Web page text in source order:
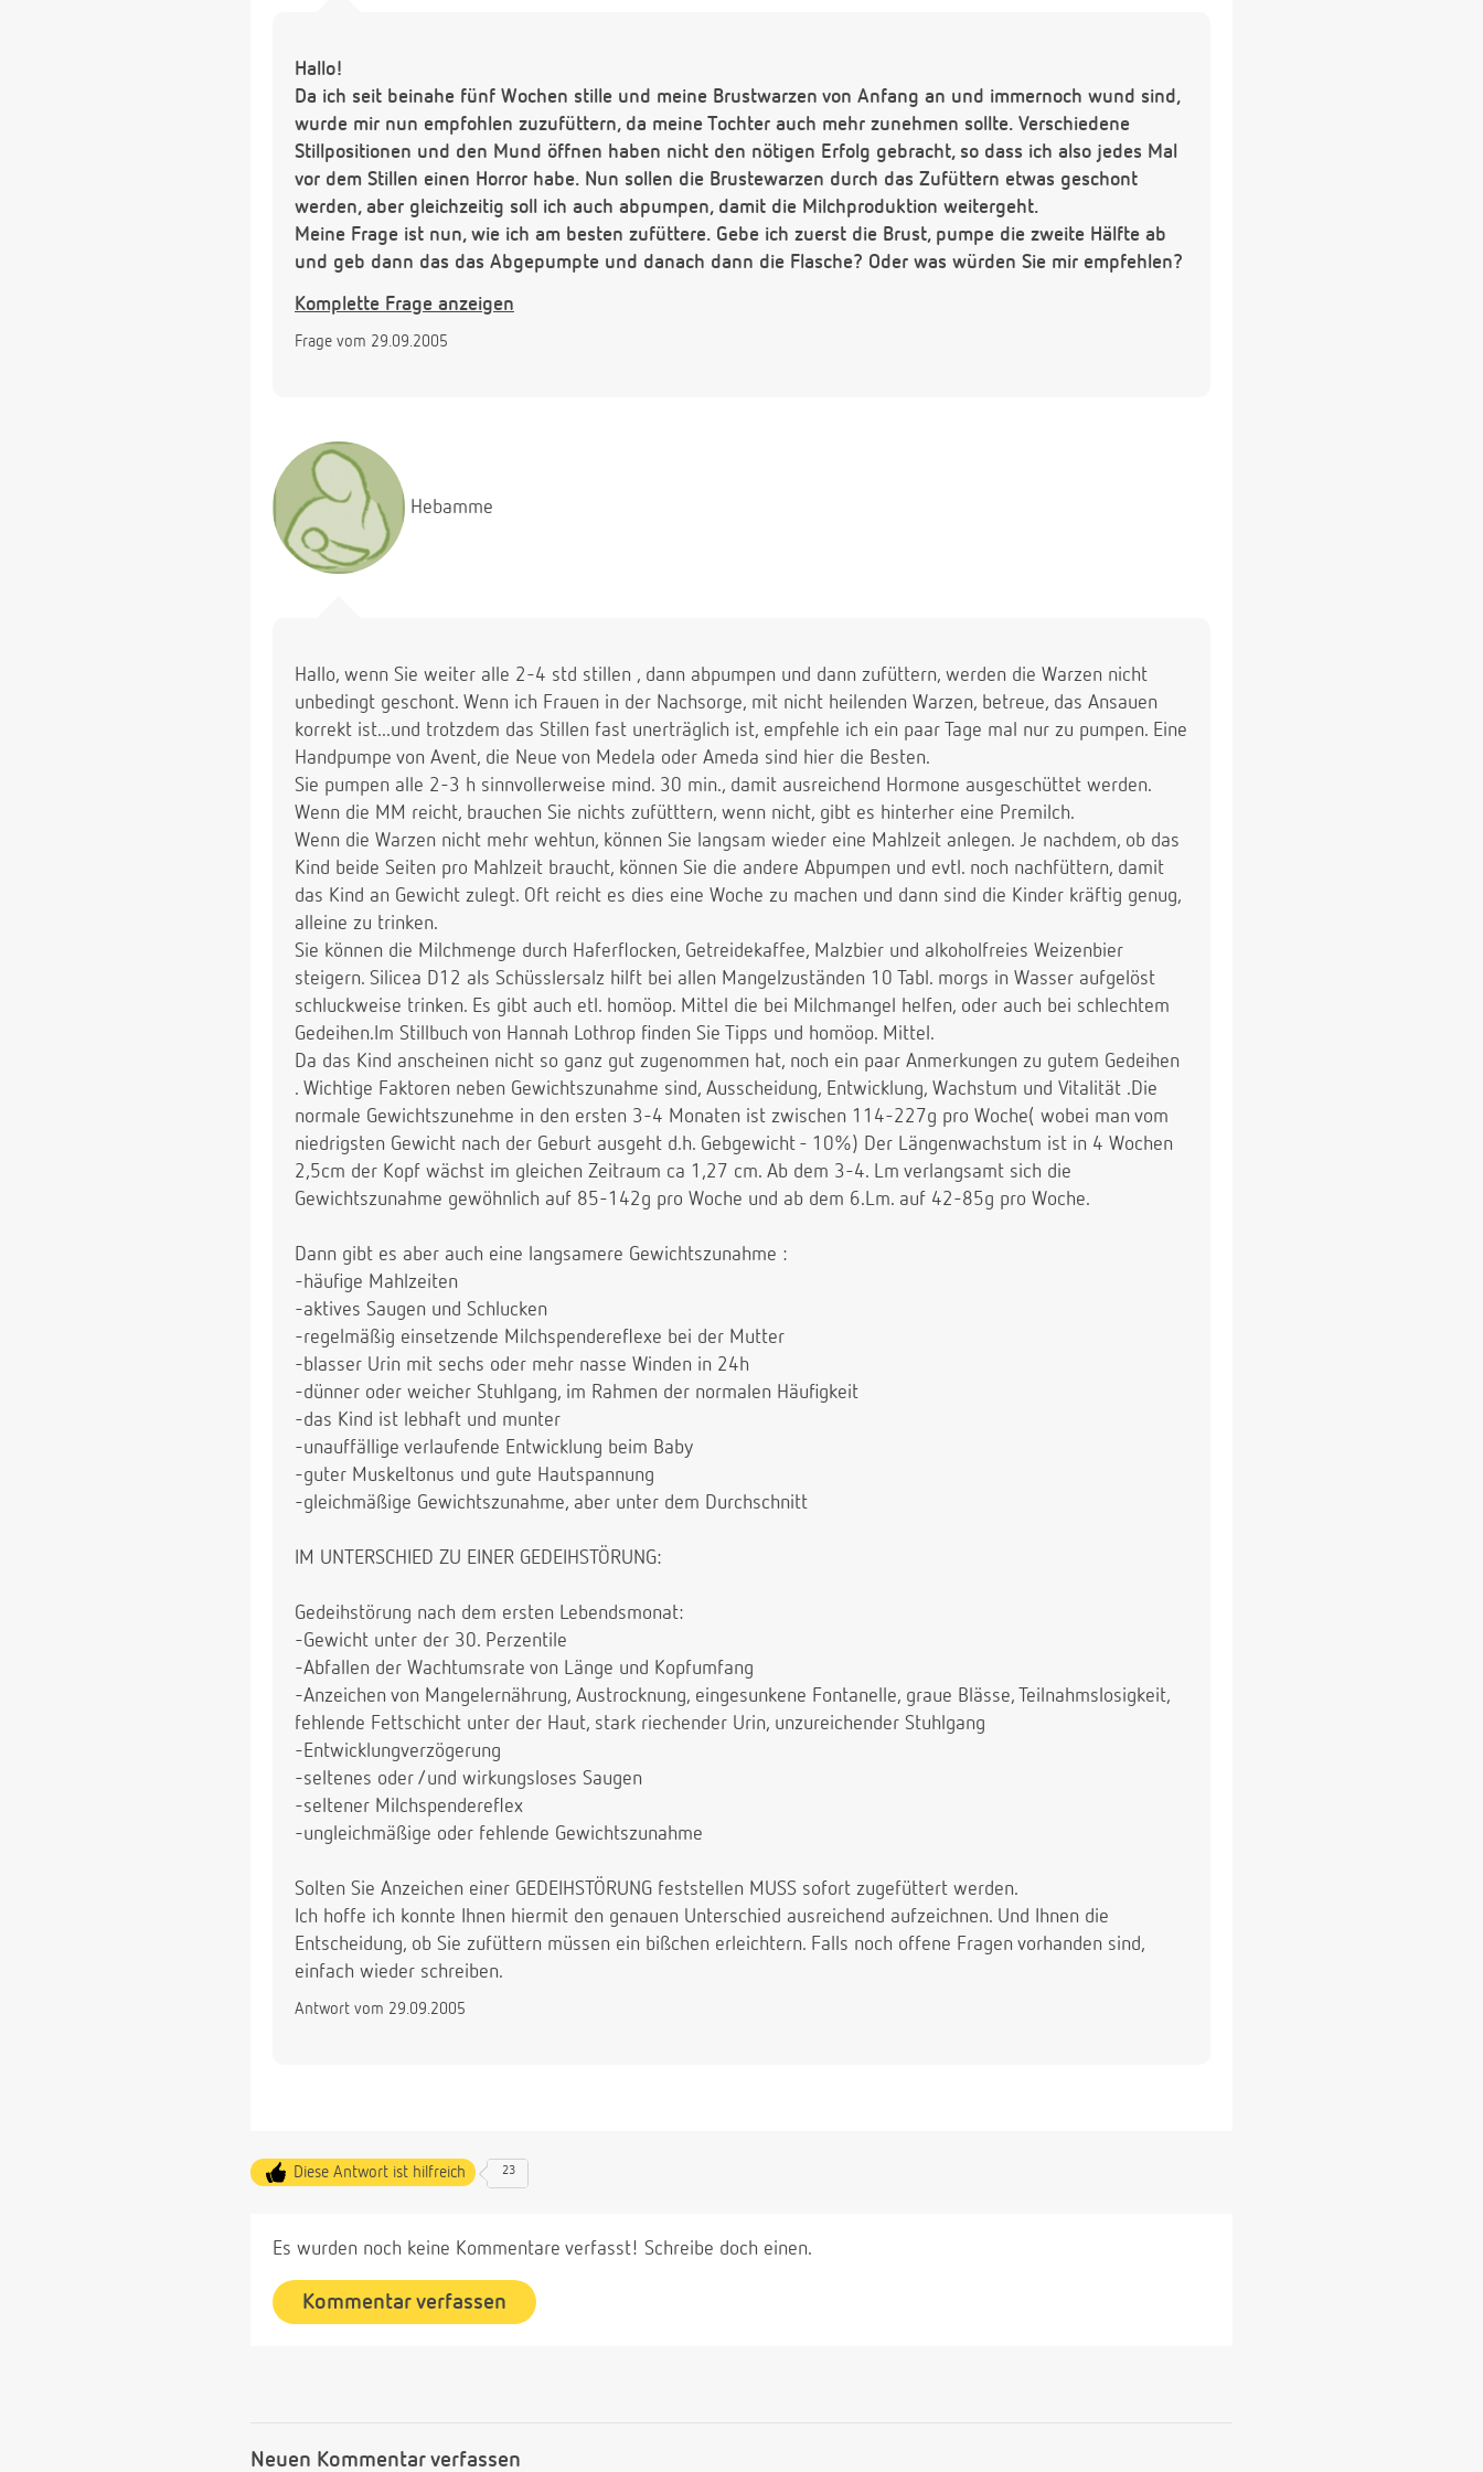
Hallo!
Da ich seit beinahe fünf Wochen stille und meine Brustwarzen von Anfang an und immernoch wund sind,
wurde mir nun empfohlen zuzufüttern, da meine Tochter auch mehr zunehmen sollte. Verschiedene
Stillpositionen und den Mund öffnen haben nicht den nötigen Erfolg gebracht, so dass ich also jedes Mal
vor dem Stillen einen Horror habe. Nun sollen die Brustewarzen durch das Zufüttern etwas geschont
werden, aber gleichzeitig soll ich auch abpumpen, damit die Milchproduktion weitergeht.
Meine Frage ist nun, wie ich am besten zufüttere. Gebe ich zuerst die Brust, pumpe die zweite Hälfte ab
und geb dann das das Abgepumpte und danach dann die Flasche? Oder was würden Sie mir empfehlen?
Herzlichen Dank im Voraus!
Felicitas
Komplette Frage anzeigen
Frage vom 29.09.2005
Hebamme
Hallo, wenn Sie weiter alle 2-4 std stillen , dann abpumpen und dann zufüttern, werden die Warzen nicht
unbedingt geschont. Wenn ich Frauen in der Nachsorge, mit nicht heilenden Warzen, betreue, das Ansauen
korrekt ist...und trotzdem das Stillen fast unerträglich ist, empfehle ich ein paar Tage mal nur zu pumpen. Eine
Handpumpe von Avent, die Neue von Medela oder Ameda sind hier die Besten.
Sie pumpen alle 2-3 h sinnvollerweise mind. 30 min., damit ausreichend Hormone ausgeschüttet werden.
Wenn die MM reicht, brauchen Sie nichts zufütttern, wenn nicht, gibt es hinterher eine Premilch.
Wenn die Warzen nicht mehr wehtun, können Sie langsam wieder eine Mahlzeit anlegen. Je nachdem, ob das
Kind beide Seiten pro Mahlzeit braucht, können Sie die andere Abpumpen und evtl. noch nachfüttern, damit
das Kind an Gewicht zulegt. Oft reicht es dies eine Woche zu machen und dann sind die Kinder kräftig genug,
alleine zu trinken.
Sie können die Milchmenge durch Haferflocken, Getreidekaffee, Malzbier und alkoholfreies Weizenbier
steigern. Silicea D12 als Schüsslersalz hilft bei allen Mangelzuständen 10 Tabl. morgs in Wasser aufgelöst
schluckweise trinken. Es gibt auch etl. homöop. Mittel die bei Milchmangel helfen, oder auch bei schlechtem
Gedeihen.Im Stillbuch von Hannah Lothrop finden Sie Tipps und homöop. Mittel.
Da das Kind anscheinen nicht so ganz gut zugenommen hat, noch ein paar Anmerkungen zu gutem Gedeihen
. Wichtige Faktoren neben Gewichtszunahme sind, Ausscheidung, Entwicklung, Wachstum und Vitalität .Die
normale Gewichtszunehme in den ersten 3-4 Monaten ist zwischen 114-227g pro Woche( wobei man vom
niedrigsten Gewicht nach der Geburt ausgeht d.h. Gebgewicht - 10%) Der Längenwachstum ist in 4 Wochen
2,5cm der Kopf wächst im gleichen Zeitraum ca 1,27 cm. Ab dem 3-4. Lm verlangsamt sich die
Gewichtszunahme gewöhnlich auf 85-142g pro Woche und ab dem 6.Lm. auf 42-85g pro Woche.
Dann gibt es aber auch eine langsamere Gewichtszunahme :
-häufige Mahlzeiten
-aktives Saugen und Schlucken
-regelmäßig einsetzende Milchspendereflexe bei der Mutter
-blasser Urin mit sechs oder mehr nasse Winden in 24h
-dünner oder weicher Stuhlgang, im Rahmen der normalen Häufigkeit
-das Kind ist lebhaft und munter
-unauffällige verlaufende Entwicklung beim Baby
-guter Muskeltonus und gute Hautspannung
-gleichmäßige Gewichtszunahme, aber unter dem Durchschnitt
IM UNTERSCHIED ZU EINER GEDEIHSTÖRUNG:
Gedeihstörung nach dem ersten Lebendsmonat:
-Gewicht unter der 30. Perzentile
-Abfallen der Wachtumsrate von Länge und Kopfumfang
-Anzeichen von Mangelernährung, Austrocknung, eingesunkene Fontanelle, graue Blässe, Teilnahmslosigkeit,
fehlende Fettschicht unter der Haut, stark riechender Urin, unzureichender Stuhlgang
-Entwicklungverzögerung
-seltenes oder /und wirkungsloses Saugen
-seltener Milchspendereflex
-ungleichmäßige oder fehlende Gewichtszunahme
Solten Sie Anzeichen einer GEDEIHSTÖRUNG feststellen MUSS sofort zugefüttert werden.
Ich hoffe ich konnte Ihnen hiermit den genauen Unterschied ausreichend aufzeichnen. Und Ihnen die
Entscheidung, ob Sie zufüttern müssen ein bißchen erleichtern. Falls noch offene Fragen vorhanden sind,
einfach wieder schreiben.
Antwort vom 29.09.2005
Diese Antwort ist hilfreich 23
Es wurden noch keine Kommentare verfasst! Schreibe doch einen.
Kommentar verfassen
Neuen Kommentar verfassen